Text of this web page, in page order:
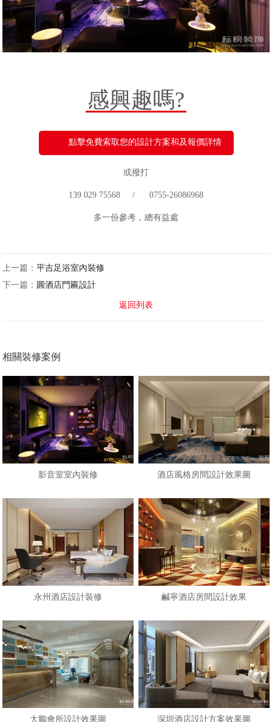
感興趣嗎?
點擊免費索取您的設計方案和及報價詳情
或撥打
139 029 75568 / 0755-26086968
多一份參考，總有益處
上一篇：平吉足浴室內裝修
下一篇： 圓酒店門匾設計
返回列表
相關裝修案例
影音室室內裝修 酒店風格房間設計效果圖
永州酒店設計裝修 鹹寧酒店房間設計效果
大鵬會所設計效果圖 深圳酒店設計方案效果圖